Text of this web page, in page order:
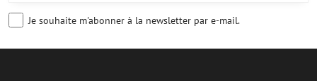
Je souhaite m'abonner à la newsletter par e-mail.